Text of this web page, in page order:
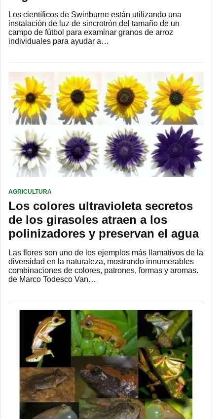
Los científicos de Swinburne están utilizando una
instalación de luz de sincrotrón del tamaño de un
campo de fútbol para examinar granos de arroz
individuales para ayudar a…
AGRICULTURA
Los colores ultravioleta secretos
de los girasoles atraen a los
polinizadores y preservan el agua
Las flores son uno de los ejemplos más llamativos de la
diversidad en la naturaleza, mostrando innumerables
combinaciones de colores, patrones, formas y aromas.
de Marco Todesco Van…